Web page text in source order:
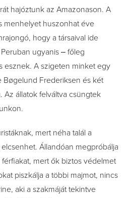
hajóztunk az Amazonason. A
menhelyet huszonhat éve
hogy a társaival ide
ugyanis ‒ főleg
esznek. A szigeten minket egy
Bøgelund Frederiksen és két
Az állatok felváltva csüngtek
mert néha talál a
Állandóan megpróbálja
mert ők biztos védelmet
piszkálja a többi majmot, nincs
aki a szakmáját tekintve